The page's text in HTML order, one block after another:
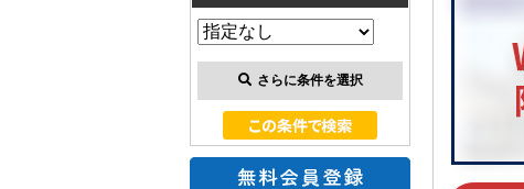
さらに条件を選択